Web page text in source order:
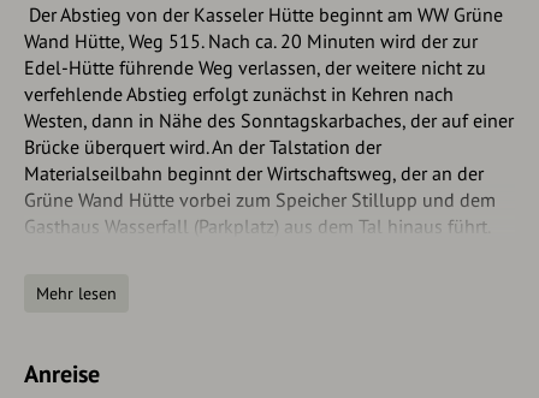
Der Abstieg von der Kasseler Hütte beginnt am WW Grüne
Wand Hütte, Weg 515. Nach ca. 20 Minuten wird der zur
Edel-Hütte führende Weg verlassen, der weitere nicht zu
verfehlende Abstieg erfolgt zunächst in Kehren nach
Westen, dann in Nähe des Sonntagskarbaches, der auf einer
Brücke überquert wird. An der Talstation der
Materialseilbahn beginnt der Wirtschaftsweg, der an der
Grüne Wand Hütte vorbei zum Speicher Stillupp und dem
Gasthaus Wasserfall (Parkplatz) aus dem Tal hinaus führt.
gelangt man an den Bahnhof Mayrhofen. Bustransfer ist ab
Mehr lesen
Anreise